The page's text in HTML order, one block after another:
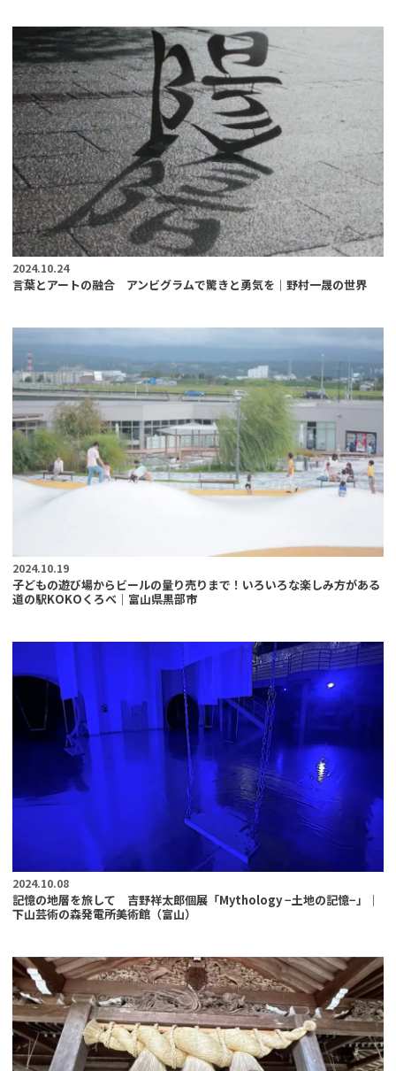
2024.10.24
言葉とアートの融合 アンビグラムで驚きと勇気を｜野村一晟の世界
2024.10.19
子どもの遊び場からビールの量り売りまで！いろいろな楽しみ方がある
道の駅KOKOくろべ｜富山県黒部市
2024.10.08
記憶の地層を旅して 吉野祥太郎個展「Mythology −土地の記憶−」｜
下山芸術の森発電所美術館（富山）